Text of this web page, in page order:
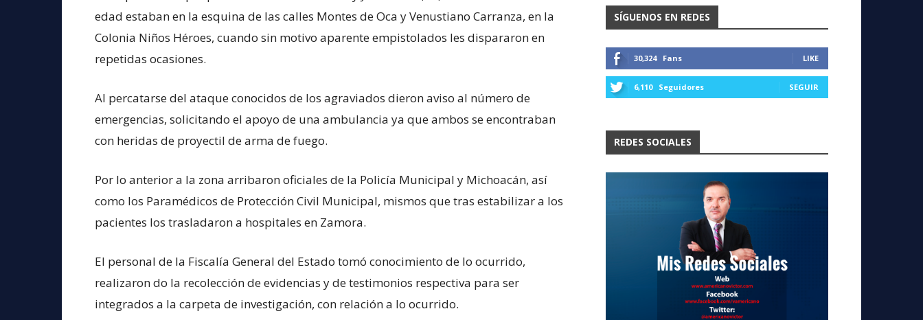
edad estaban en la esquina de las calles Montes de Oca y Venustiano Carranza, en la
Colonia Niños Héroes, cuando sin motivo aparente empistolados les dispararon en
repetidas ocasiones.
Al percatarse del ataque conocidos de los agraviados dieron aviso al número de
emergencias, solicitando el apoyo de una ambulancia ya que ambos se encontraban
con heridas de proyectil de arma de fuego.
Por lo anterior a la zona arribaron oficiales de la Policía Municipal y Michoacán, así
como los Paramédicos de Protección Civil Municipal, mismos que tras estabilizar a los
pacientes los trasladaron a hospitales en Zamora.
El personal de la Fiscalía General del Estado tomó conocimiento de lo ocurrido,
realizaron do la recolección de evidencias y de testimonios respectiva para ser
integrados a la carpeta de investigación, con relación a lo ocurrido.
SÍGUENOS EN REDES
30,324 Fans LIKE
6,110 Seguidores SEGUIR
REDES SOCIALES